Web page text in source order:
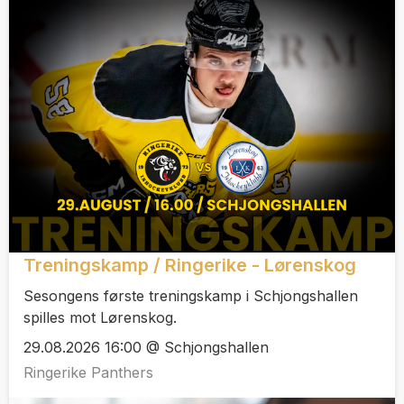
Treningskamp / Ringerike - Lørenskog
Sesongens første treningskamp i Schjongshallen
spilles mot Lørenskog.
29.08.2026 16:00 @ Schjongshallen
Ringerike Panthers